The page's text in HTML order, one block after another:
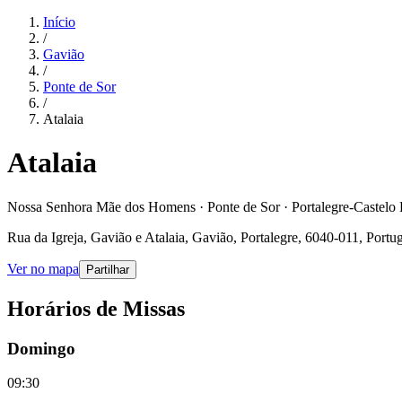
Início
/
Gavião
/
Ponte de Sor
/
Atalaia
Atalaia
Nossa Senhora Mãe dos Homens · Ponte de Sor · Portalegre-Castelo
Rua da Igreja, Gavião e Atalaia, Gavião, Portalegre, 6040-011,
Ver no mapa Partilhar
Horários de Missas
Domingo
09:30